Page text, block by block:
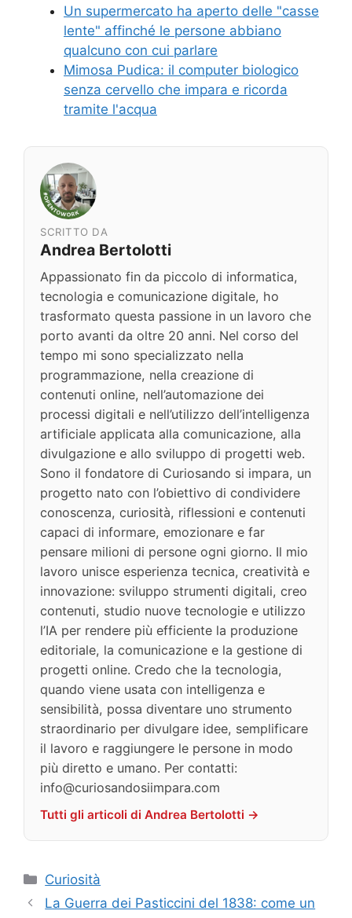
Un supermercato ha aperto delle "casse
lente" affinché le persone abbiano
qualcuno con cui parlare
Mimosa Pudica: il computer biologico
senza cervello che impara e ricorda
tramite l'acqua
SCRITTO DA
Andrea Bertolotti
Appassionato fin da piccolo di informatica,
tecnologia e comunicazione digitale, ho
trasformato questa passione in un lavoro che
porto avanti da oltre 20 anni. Nel corso del
tempo mi sono specializzato nella
programmazione, nella creazione di
contenuti online, nell’automazione dei
processi digitali e nell’utilizzo dell’intelligenza
artificiale applicata alla comunicazione, alla
divulgazione e allo sviluppo di progetti web.
Sono il fondatore di Curiosando si impara, un
progetto nato con l’obiettivo di condividere
conoscenza, curiosità, riflessioni e contenuti
capaci di informare, emozionare e far
pensare milioni di persone ogni giorno. Il mio
lavoro unisce esperienza tecnica, creatività e
innovazione: sviluppo strumenti digitali, creo
contenuti, studio nuove tecnologie e utilizzo
l’IA per rendere più efficiente la produzione
editoriale, la comunicazione e la gestione di
progetti online. Credo che la tecnologia,
quando viene usata con intelligenza e
sensibilità, possa diventare uno strumento
straordinario per divulgare idee, semplificare
il lavoro e raggiungere le persone in modo
più diretto e umano. Per contatti:
info@curiosandosiimpara.com
Tutti gli articoli di Andrea Bertolotti →
Categorie
Curiosità
La Guerra dei Pasticcini del 1838: come un